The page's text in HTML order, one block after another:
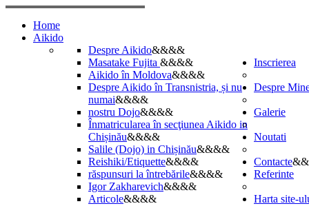
Home
Aikido
Despre Aikido&&&&
Masatake Fujita &&&&
Aikido în Moldova&&&&
Despre Aikido în Transnistria, și nu
numai&&&&
nostru Dojo&&&&
Inscrierea
Înmatricularea în secţiunea Aikido in
Chișinău&&&&
Salile (Dojo) in Chișinău&&&&
Reishiki/Etiquette&&&&
răspunsuri la întrebările&&&&
Despre
Igor Zakharevich&&&&
Articole&&&&
Galerie
Noutati
Contacte
Referinte
Harta site-